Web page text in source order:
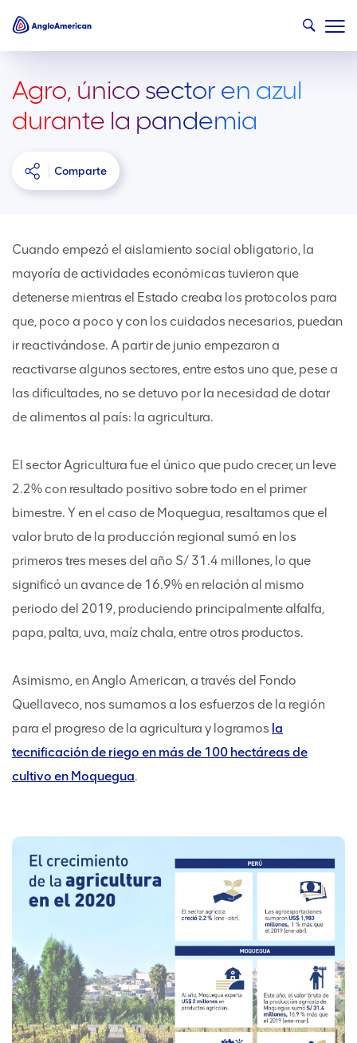
Agro, único sector en azul
durante la pandemia
Comparte
Cuando empezó el aislamiento social obligatorio, la
mayoría de actividades económicas tuvieron que
detenerse mientras el Estado creaba los protocolos para
que, poco a poco y con los cuidados necesarios, puedan
ir reactivándose. A partir de junio empezaron a
reactivarse algunos sectores, entre estos uno que, pese a
las dificultades, no se detuvo por la necesidad de dotar
de alimentos al país: la agricultura.
El sector Agricultura fue el único que pudo crecer, un leve
2.2% con resultado positivo sobre todo en el primer
bimestre. Y en el caso de Moquegua, resaltamos que el
valor bruto de la producción regional sumó en los
primeros tres meses del año S/ 31.4 millones, lo que
significó un avance de 16.9% en relación al mismo
periodo del 2019, produciendo principalmente alfalfa,
papa, palta, uva, maíz chala, entre otros productos.
Asimismo, en Anglo American, a través del Fondo
Quellaveco, nos sumamos a los esfuerzos de la región
para el progreso de la agricultura y logramos la
tecnificación de riego en más de 100 hectáreas de
cultivo en Moquegua.